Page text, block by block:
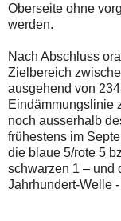
Oberseite ohne
werden.
Nach Abschluss
Zielbereich
ausgehend von
Eindämmungslinie
noch ausserhalb
frühestens im
die blaue 5/rote 5
schwarzen 1 – und
Jahrhundert-Welle